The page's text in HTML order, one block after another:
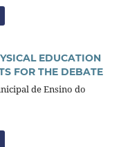
EDUCATION
FOR THE DEBATE
de Ensino do